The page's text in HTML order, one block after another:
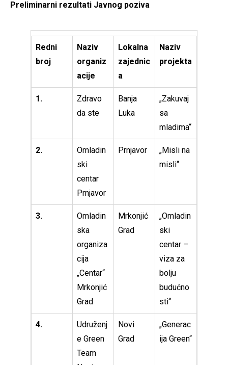
Preliminarni rezultati Javnog poziva
Redni
broj
Naziv
organiz
acije
Lokalna
zajednic
a
Naziv
projekta
1.
Zdravo
da ste
Banja
Luka
„Zakuvaj
sa
mladima“
2.
Omladin
ski
centar
Prnjavor
Prnjavor
„Misli na
misli“
3.
Omladin
ska
organiza
cija
„Centar“
Mrkonjić
Grad
Mrkonjić
Grad
„Omladin
ski
centar –
viza za
bolju
budućno
sti“
4.
Udruženj
e Green
Team
Novi
Grad
„Generac
ija Green“